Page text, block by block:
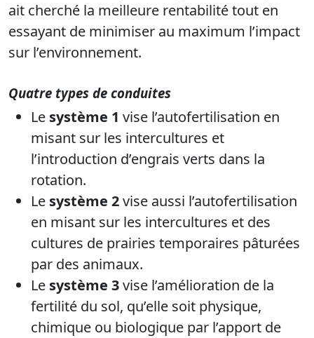
ait cherché la meilleure rentabilité tout en
essayant de minimiser au maximum l’impact
sur l’environnement.
Quatre types de conduites
Le système 1 vise l’autofertilisation en
misant sur les intercultures et
l’introduction d’engrais verts dans la
rotation.
Le système 2vise aussi l’autofertilisation
en misant sur les intercultures et des
cultures de prairies temporaires pâturées
par des animaux.
Le système 3vise l’amélioration de la
fertilité du sol, qu’elle soit physique,
chimique ou biologique par l’apport de